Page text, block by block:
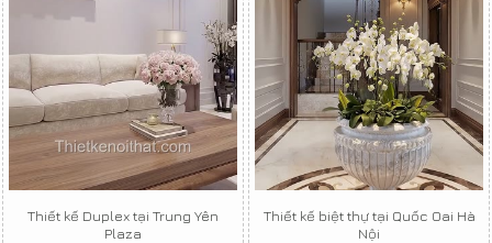
Thiết kế Duplex tại Trung Yên
Plaza
Thiết kế biệt thự tại Quốc Oai Hà
Nội